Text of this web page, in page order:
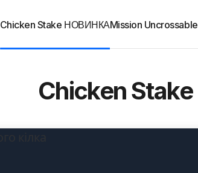
Chicken Stake НОВИНКАMission Uncrossable
Chicken Stake